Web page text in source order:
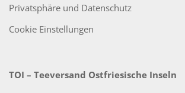
Privatsphäre und Datenschutz
Cookie Einstellungen
TOI – Teeversand Ostfriesische Inseln